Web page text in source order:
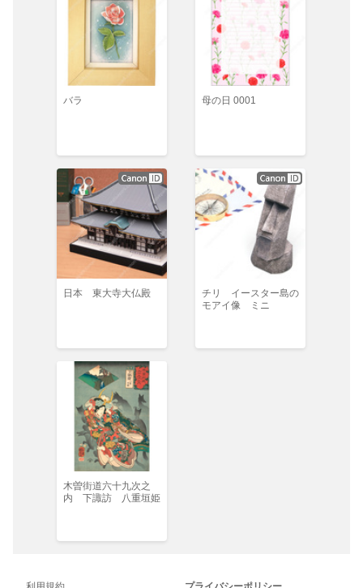
バラ 母の日 0001
日本 東大寺大仏殿
チリ イースター島の
モアイ像 ミニ
木曽街道六十九次之
内 下諏訪 八重垣姫